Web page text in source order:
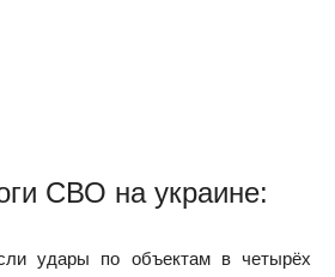
СВО на украине:
удары по объектам в четырёх